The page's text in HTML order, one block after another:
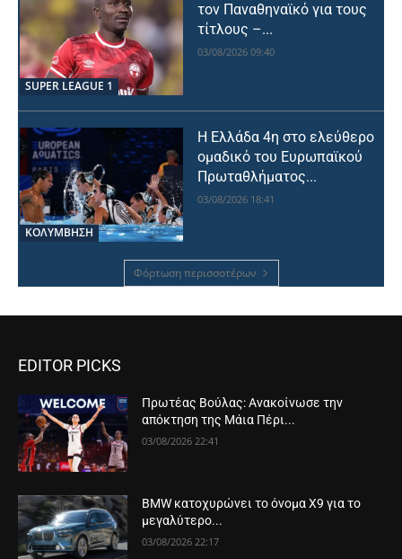
SUPER LEAGUE 1
τον Παναθηναϊκό για τους
τίτλους –...
03/08/2026 09:40
ΚΟΛΥΜΒΗΣΗ
Η Ελλάδα 4η στο ελεύθερο
ομαδικό του Ευρωπαϊκού
Πρωταθλήματος...
03/08/2026 18:41
Φόρτωση περισσοτέρων
EDITOR PICKS
Πρωτέας Βούλας: Ανακοίνωσε την
απόκτηση της Μάια Πέρι...
03/08/2026 22:41
BMW κατοχυρώνει το όνομα X9 για το
μεγαλύτερο...
03/08/2026 22:17